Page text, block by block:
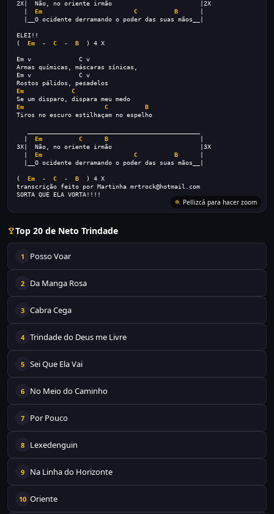
2X|  Não, no oriente irmão                        |2X
Em C B
|__O ocidente derramando o poder das suas mãos__|
ELEI!!
( Em - C - B ) 4 X
Em v             C v
Armas químicas, máscaras sínicas,
Em v             C v
Rostos pálidos, pesadelos
Em
C
Se um disparo, dispara meu medo
Em
C
B
Tiros no escuro estilhaçam no espelho
Em C B
3X|  Não, no oriente irmão                        |3X
Em C B
|__O ocidente derramando o poder das suas mãos__|
( Em - C - B ) 4 X
transcrição feito por Martinha mrtrock@hotmail.com
SORTA QUE ELA VORTA!!!!
Pellizcá para hacer zoom
Top 20 de Neto Trindade
1 Posso Voar
2 Da Manga Rosa
3 Cabra Cega
4 Trindade do Deus me Livre
5 Sei Que Ela Vai
6 No Meio do Caminho
7 Por Pouco
8 Lexedenguin
9 Na Linha do Horizonte
10 Oriente